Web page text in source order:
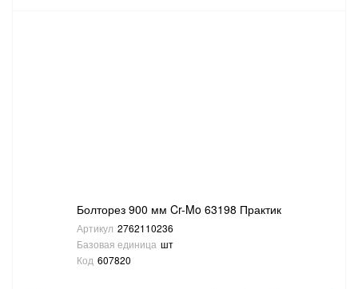
Болторез 900 мм Cr-Mo 63198 Практик
Артикул 2762110236
Базовая единица шт
Код 607820